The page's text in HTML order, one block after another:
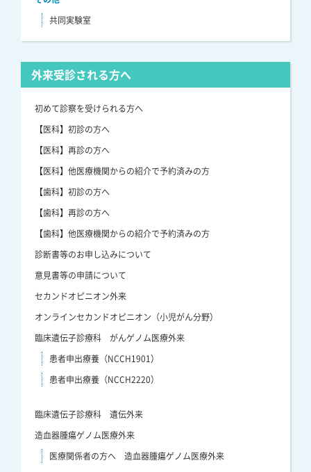
共同実験室
外来受診される方へ
初めて診察を受けられる方へ
【医科】初診の方へ
【医科】再診の方へ
【医科】他医療機関からの紹介で予約済みの方
【歯科】初診の方へ
【歯科】再診の方へ
【歯科】他医療機関からの紹介で予約済みの方
診断書等のお申し込みについて
意見書等の申請について
セカンドオピニオン外来
オンラインセカンドオピニオン（小児がん分野）
臨床遺伝子診療科 がんゲノム医療外来
患者申出療養（NCCH1901）
患者申出療養（NCCH2220）
臨床遺伝子診療科 遺伝外来
造血器腫瘍ゲノム医療外来
医療関係者の方へ 造血器腫瘍ゲノム医療外来